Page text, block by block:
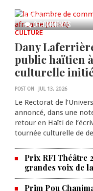
0 COMMENTS
AUG 05, 2026
CULTURE
Dany
public haïtien
culturelle
POST ON JUL 13, 2026
Le Rectorat de
annoncé, dans une
retour en Haïti de
tournée culturelle de
Prix RFI Théâtre
grandes voix de
Prim Pou